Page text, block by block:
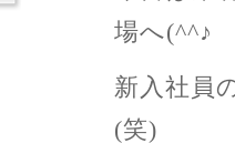
場へ(^^♪
新入社員
(笑)